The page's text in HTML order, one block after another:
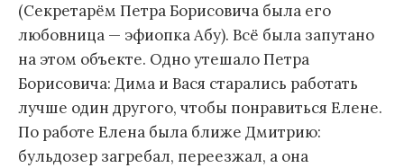
(Секретарём Петра Борисовича была его
любовница — эфиопка Абу). Всё была запутано
на этом объекте. Одно утешало Петра
Борисовича: Дима и Вася старались работать
лучше один другого, чтобы понравиться Елене.
По работе Елена была ближе Дмитрию:
бульдозер загребал, переезжал, а она